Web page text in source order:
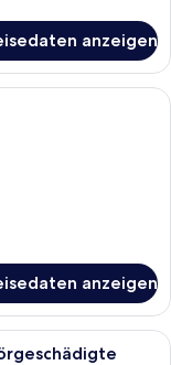
anzeigen
in einem Hotel mit
anzeigen
mit einem großen